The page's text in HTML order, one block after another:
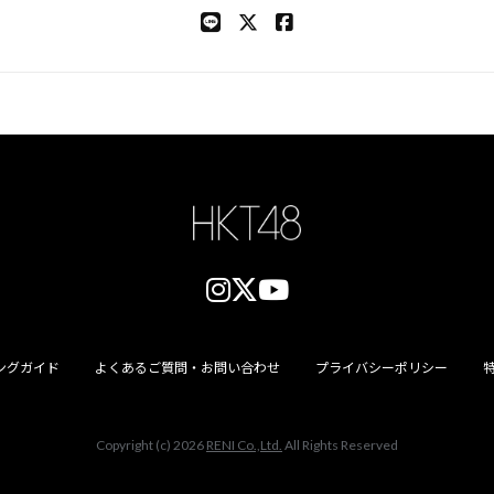
グガイド よくあるご質問・お問い合わせ プライバシーポリシー
Copyright (c) 2026 RENI Co.,Ltd. All Rights Reserved